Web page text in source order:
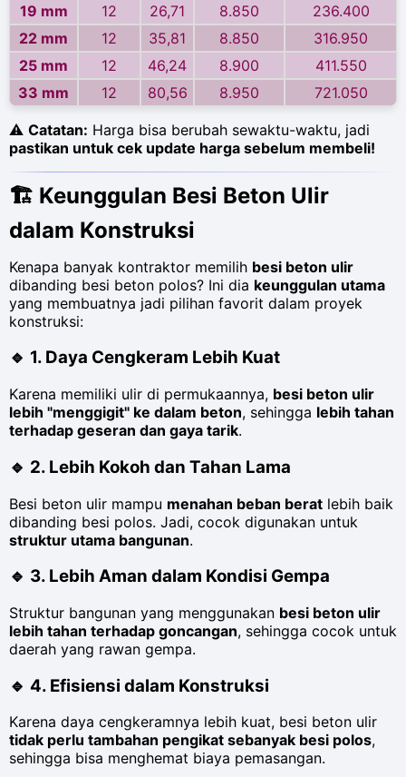
19 mm
12 26,71 8.850
236.400
22 mm
12 35,81 8.850
316.950
25 mm
12 46,24 8.900
411.550
33 mm
12 80,56 8.950 721.050
⚠ Catatan: Harga bisa berubah sewaktu-waktu, jadi
pastikan untuk cek update harga sebelum membeli!
🏗 Keunggulan Besi Beton Ulir
dalam Konstruksi
Kenapa banyak kontraktor memilih besi beton ulir
dibanding besi beton polos? Ini dia keunggulan utama
yang membuatnya jadi pilihan favorit dalam proyek
konstruksi:
🔹 1. Daya Cengkeram Lebih Kuat
Karena memiliki ulir di permukaannya, besi beton ulir
lebih "menggigit" ke dalam beton, sehingga lebih tahan
terhadap geseran dan gaya tarik.
🔹 2. Lebih Kokoh dan Tahan Lama
Besi beton ulir mampu menahan beban berat lebih baik
dibanding besi polos. Jadi, cocok digunakan untuk
struktur utama bangunan.
🔹 3. Lebih Aman dalam Kondisi Gempa
Struktur bangunan yang menggunakan besi beton ulir
lebih tahan terhadap goncangan, sehingga cocok untuk
daerah yang rawan gempa.
🔹 4. Efisiensi dalam Konstruksi
Karena daya cengkeramnya lebih kuat, besi beton ulir
tidak perlu tambahan pengikat sebanyak besi polos,
sehingga bisa menghemat biaya pemasangan.